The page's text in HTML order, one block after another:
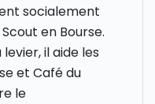
socialement
en Bourse.
levier, il aide les
et Café du
le